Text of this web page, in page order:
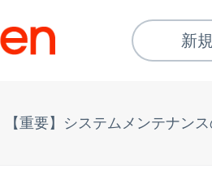
新
【重要】システムメンテナン